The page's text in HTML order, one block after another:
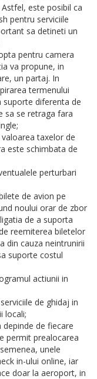
este posibil ca
pentru serviciile
sa detineti un
pentru camera
va propune, in
un partaj. In
termenului
suporte diferenta de
sa se retraga fara
taxelor de
este schimbata de
perturbari
de avion pe
noului orar de zbor
de a suporta
reemiterea biletelor
din cauza neintrunirii
suporte costul
actiunii in
de ghidaj in
locali;
de fiecare
permit prealocarea
unele
in-ului online, iar
doar la aeroport, in